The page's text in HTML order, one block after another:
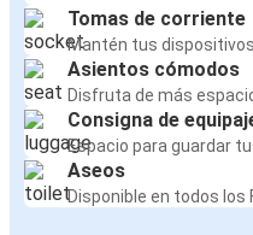
Tomas de corriente
Mantén tus
Asientos cómodos
Disfruta de más
Consigna de
Espacio para guardar
Aseos
Disponible en todos los